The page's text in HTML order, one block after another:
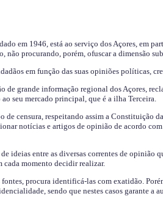
em 1946, está ao serviço dos Açores, em
não procurando, porém, ofuscar a dimensão
em função das suas opiniões políticas,
de grande informação regional dos Açores,
seu mercado principal, que é a ilha Terceira.
de censura, respeitando assim a Constituição
notícias e artigos de opinião de acordo
ideias entre as diversas correntes de opinião
momento decidir realizar.
procura identificá-las com exatidão.
sendo que nestes casos garante a